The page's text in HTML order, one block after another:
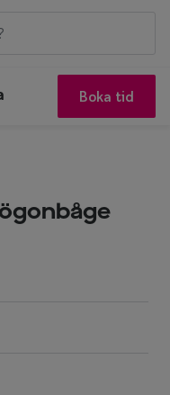
Boka tid